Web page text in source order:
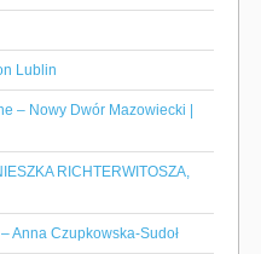
Lublin
– Nowy Dwór Mazowiecki |
RICHTERWITOSZA,
Anna Czupkowska-Sudoł